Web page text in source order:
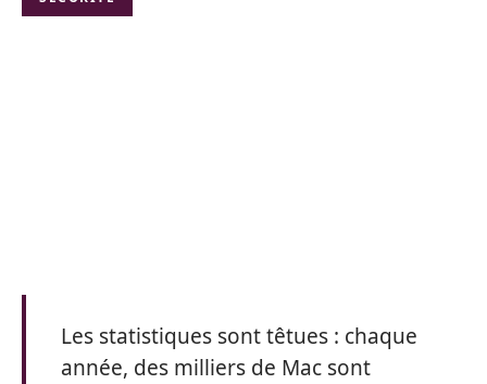
Les statistiques sont têtues : chaque
année, des milliers de Mac sont